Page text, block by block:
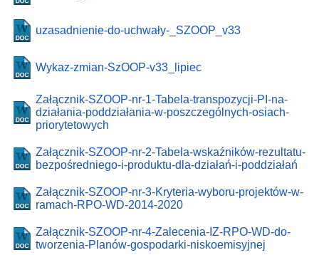
uzasadnienie-do-uchwały-_SZOOP_v33
Wykaz-zmian-SzOOP-v33_lipiec
Załącznik-SZOOP-nr-1-Tabela-transpozycji-PI-na-
działania-poddziałania-w-poszczególnych-osiach-
priorytetowych
Załącznik-SZOOP-nr-2-Tabela-wskaźników-rezultatu-
bezpośredniego-i-produktu-dla-działań-i-poddziałań
Załącznik-SZOOP-nr-3-Kryteria-wyboru-projektów-w-
ramach-RPO-WD-2014-2020
Załącznik-SZOOP-nr-4-Zalecenia-IZ-RPO-WD-do-
tworzenia-Planów-gospodarki-niskoemisyjnej